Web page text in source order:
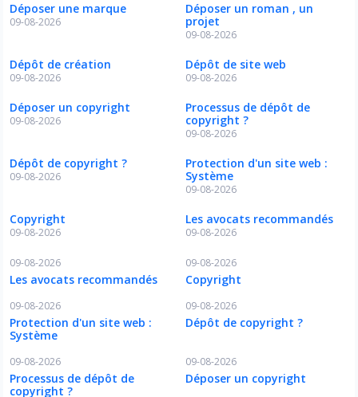
Déposer une marque
09-08-2026
Déposer un roman , un
projet
09-08-2026
Dépôt de création
09-08-2026
Dépôt de site web
09-08-2026
Déposer un copyright
09-08-2026
Processus de dépôt de
copyright ?
09-08-2026
Dépôt de copyright ?
09-08-2026
Protection d'un site web :
Système
09-08-2026
Copyright
09-08-2026
Les avocats recommandés
09-08-2026
09-08-2026
Les avocats recommandés
09-08-2026
Copyright
09-08-2026
Protection d'un site web :
Système
09-08-2026
Dépôt de copyright ?
09-08-2026
Processus de dépôt de
copyright ?
09-08-2026
Déposer un copyright